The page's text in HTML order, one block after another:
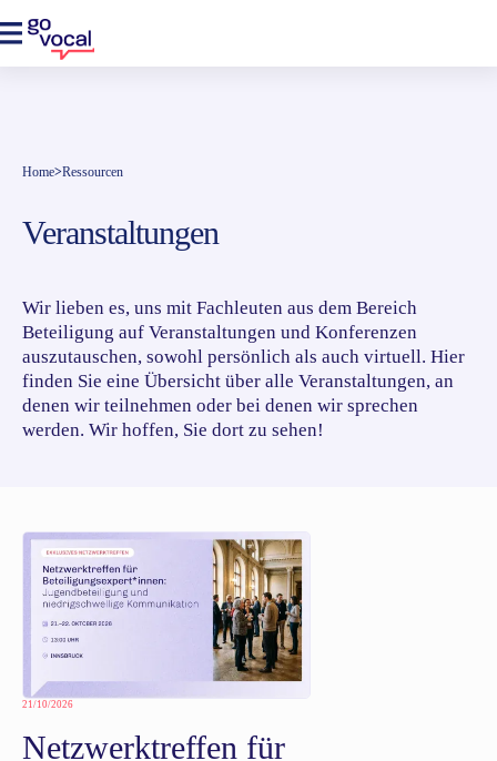
Home>Ressourcen
Veranstaltungen
Wir lieben es, uns mit Fachleuten aus dem Bereich
Beteiligung auf Veranstaltungen und Konferenzen
auszutauschen, sowohl persönlich als auch virtuell. Hier
finden Sie eine Übersicht über alle Veranstaltungen, an
denen wir teilnehmen oder bei denen wir sprechen
werden. Wir hoffen, Sie dort zu sehen!
21/10/2026
Netzwerktreffen für